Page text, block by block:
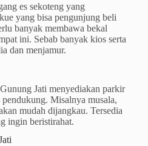
es sekoteng yang
yang bisa pengunjung beli
banyak membawa bekal
ini. Sebab banyak kios serta
dan menjamur.
Jati menyediakan parkir
Misalnya musala,
mudah dijangkau. Tersedia
ingin beristirahat.